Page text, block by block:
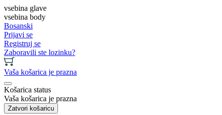
vsebina glave
vsebina body
Bosanski
Prijavi se
Registruj se
Zaboravili ste lozinku?
Vaša košarica je prazna
Košarica status
Vaša košarica je prazna
Zatvori košaricu